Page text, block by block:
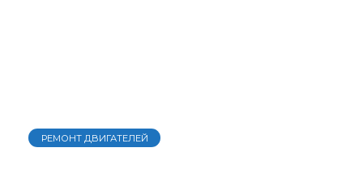
РЕМОНТ ДВИГАТЕЛЕЙ